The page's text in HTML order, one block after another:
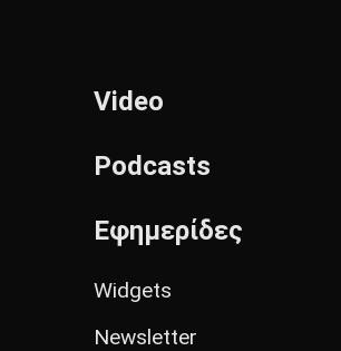
Video
Podcasts
Εφημερίδες
Widgets
Newsletter